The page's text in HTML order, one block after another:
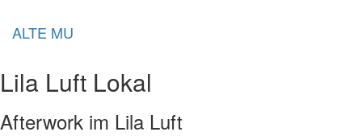
ALTE MU
Lila Luft Lokal
Afterwork im Lila Luft